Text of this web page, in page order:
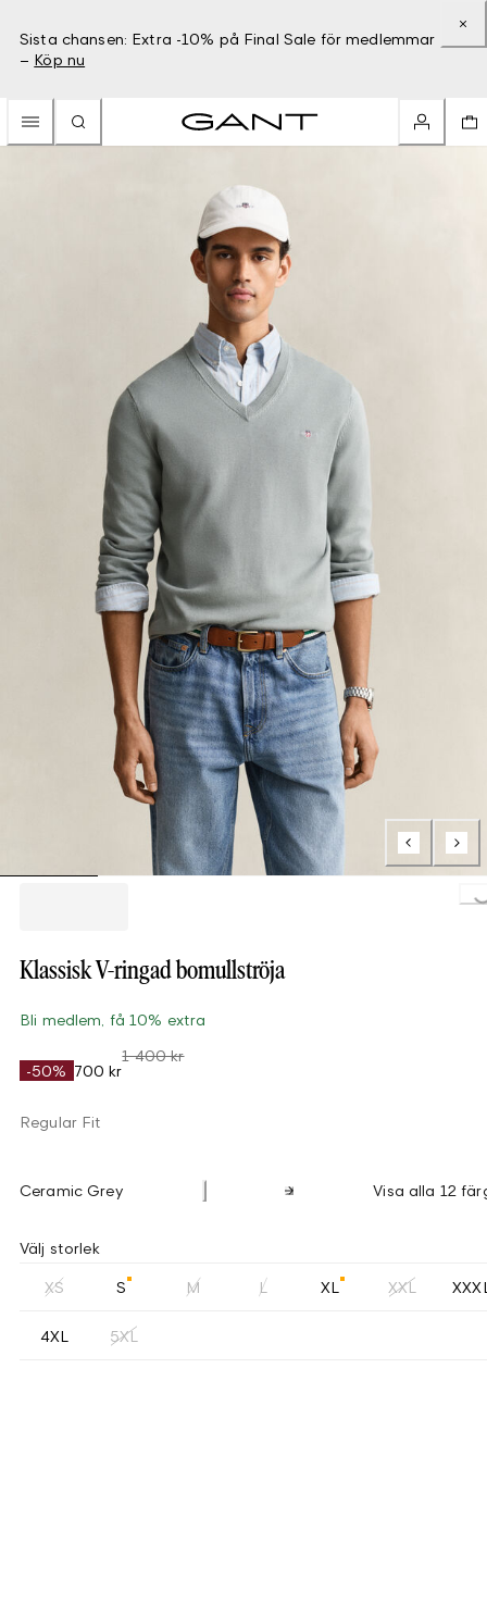
Sista chansen: Extra -10% på Final Sale för medlemmar
– Köp nu
Klassisk V-ringad bomullströja
Bli medlem, få 10% extra
-50% 700 kr
1 400 kr
Regular Fit
Ceramic Grey Visa alla 12
Välj storlek
XS S M L XL XXL
4XL 5XL